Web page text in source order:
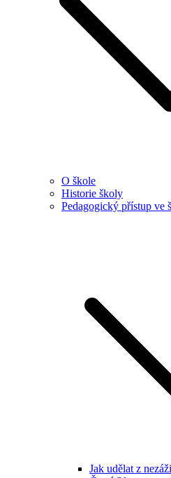
O škole
Historie školy
Pedagogický přístup ve
Jak udělat z